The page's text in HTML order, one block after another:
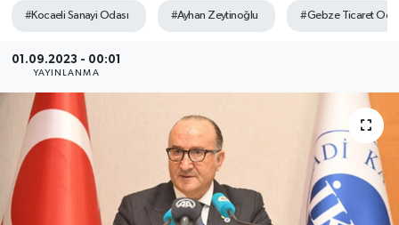
#Kocaeli Sanayi Odası #Ayhan Zeytinoğlu #Gebze Ticaret
01.09.2023 - 00:01
YAYINLANMA
SEKTÖR
ŞİRKET PANO
SÖYLEŞİ
ÜLKE
YAŞAM